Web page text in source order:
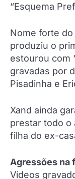
“Esquema
Nome forte
produziu o
estourou com
gravadas por
Pisadinha e
Xand ainda
prestar todo o
filha do ex-
Agressões na
Vídeos